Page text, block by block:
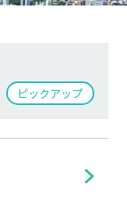
ピックアップ